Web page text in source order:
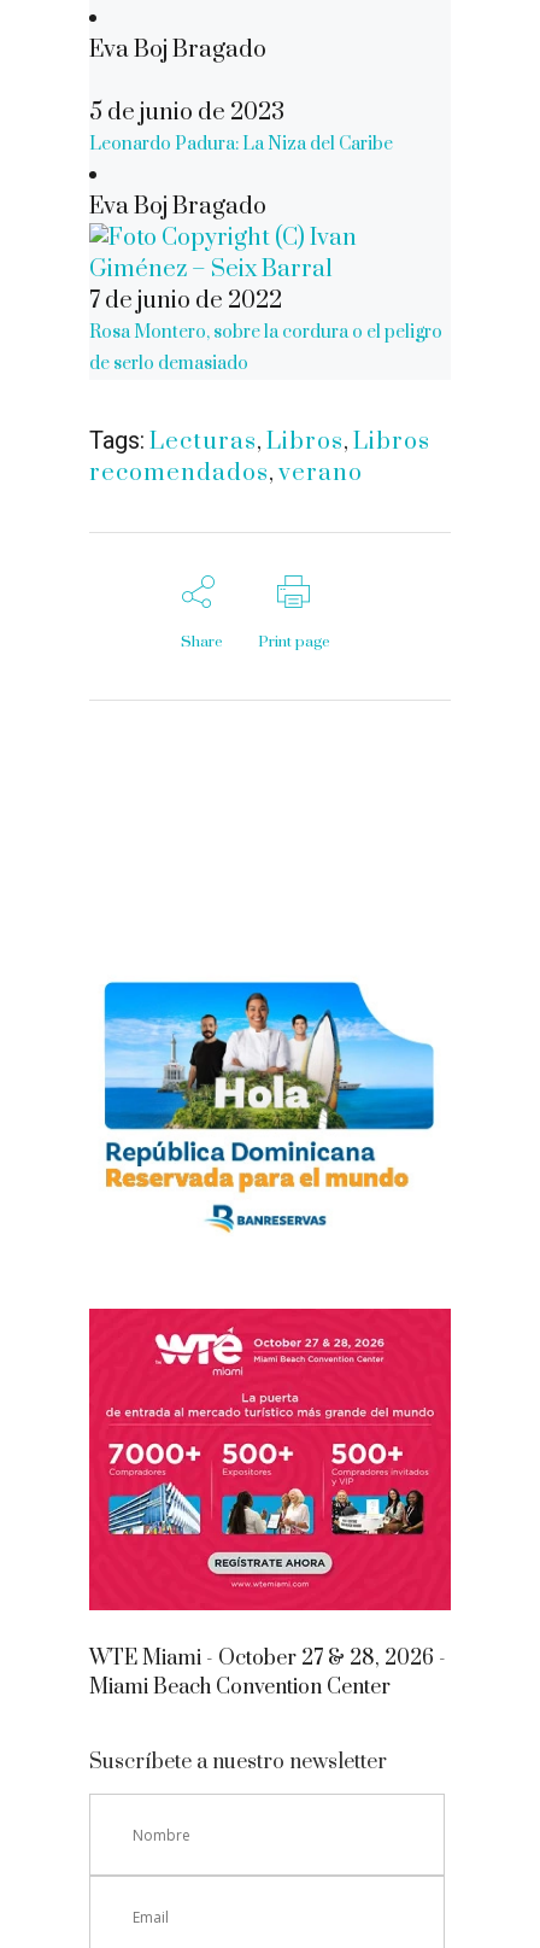
Eva Boj Bragado
5 de junio de 2023
Leonardo Padura: La Niza del Caribe
Eva Boj Bragado
7 de junio de 2022
Rosa Montero, sobre la cordura o el peligro
de serlo demasiado
Tags: Lecturas, Libros, Libros
recomendados,verano
Share Print page
WTE Miami - October 27 & 28, 2026 -
Miami Beach Convention Center
Suscríbete a nuestro newsletter